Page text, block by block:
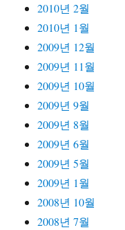
2010년 2월
2010년 1월
2009년 12월
2009년 11월
2009년 10월
2009년 9월
2009년 8월
2009년 6월
2009년 5월
2009년 1월
2008년 10월
2008년 7월